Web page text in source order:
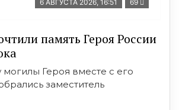
6 АВГУСТА 2026, 16:51 69
память Героя России
Героя вместе с его
заместитель